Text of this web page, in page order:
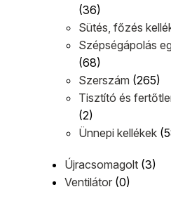
(36)
Sütés, főzés
Szépségápolás
(68)
Szerszám (265)
Tisztító és
(2)
Ünnepi kellékek
Újracsomagolt (3)
Ventilátor (0)